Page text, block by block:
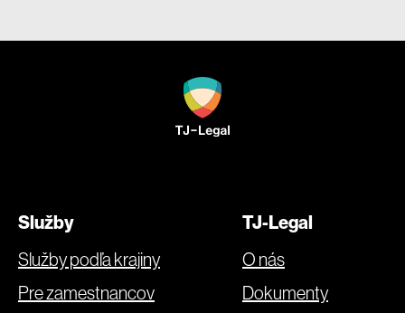
Služby
Služby podľa krajiny
Pre zamestnancov
TJ-Legal
O nás
Dokumenty